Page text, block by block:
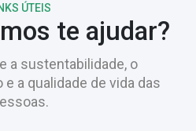
ÚTEIS
te ajudar?
a sustentabilidade, o
a qualidade de vida das